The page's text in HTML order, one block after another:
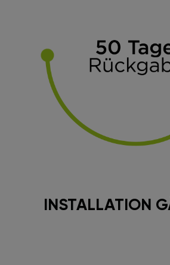
INSTALLATION